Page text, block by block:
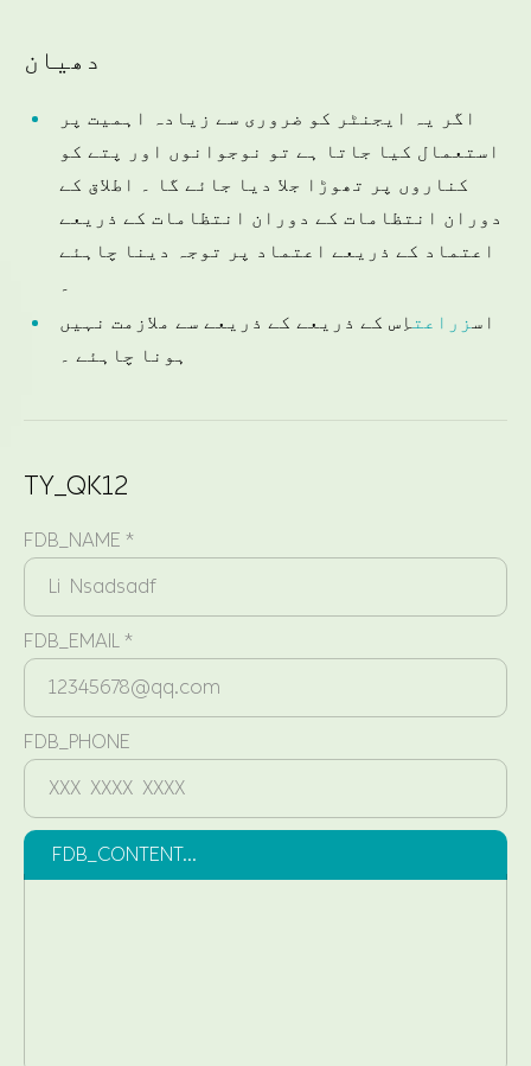
دھیان
اگر یہ ایجنٹر کو ضروری سے زیادہ اہمیت پر
استعمال کیا جاتا ہے تو نوجوانوں اور پتے کو
کناروں پر تھوڑا جلا دیا جائے گا ۔ اطلاق کے
دوران انتظامات کے دوران انتظامات کے ذریعے
اعتماد کے ذریعے اعتماد پر توجہ دینا چاہئے
اس زراعت اِس کے ذریعے کے ذریعے سے ملازمت نہیں
ہونا چاہئے ۔
TY_QK12
FDB_NAME *
FDB_EMAIL *
FDB_PHONE
FDB_CONTENT...